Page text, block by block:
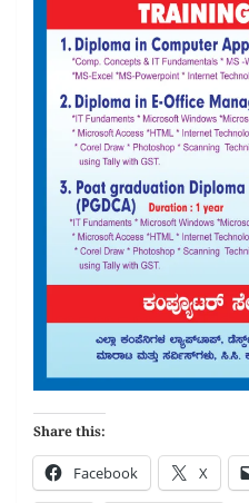
Share this:
Facebook X